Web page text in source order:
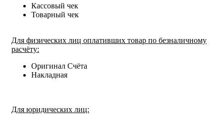
Кассовый чек
Товарный чек
Для физических лиц оплативших товар по безналичному
расчёту:
Оригинал Счёта
Накладная
Для юридических лиц: